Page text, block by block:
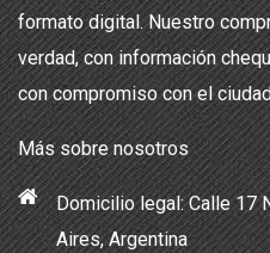
formato digital. Nuestro
verdad, con información
con compromiso con el
Más sobre nosotros
Domicilio legal: Calle 17
Aires, Argentina